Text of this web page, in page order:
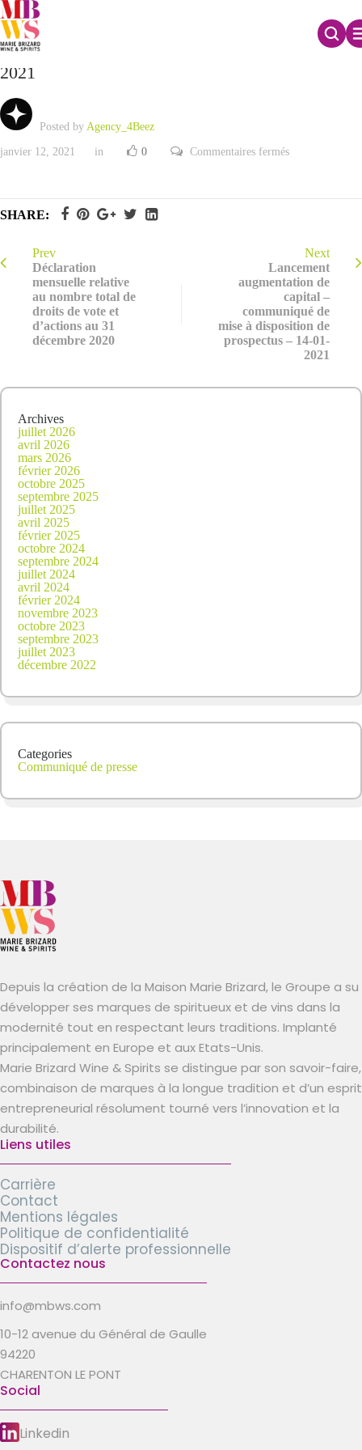
Informations augmentation de capital – 12-01-
2021
Posted by Agency_4Beez
janvier 12, 2021 in 0 Commentaires ferméssur
SHARE:
Prev
Déclaration
mensuelle relative
au nombre total de
droits de vote et
d’actions au 31
décembre 2020
Next
Lancement
augmentation de
capital –
communiqué de
mise à disposition de
prospectus – 14-01-
2021
Archives
juillet 2026
avril 2026
mars 2026
février 2026
octobre 2025
septembre 2025
juillet 2025
avril 2025
février 2025
octobre 2024
septembre 2024
juillet 2024
avril 2024
février 2024
novembre 2023
octobre 2023
septembre 2023
juillet 2023
décembre 2022
Categories
Communiqué de presse
Depuis la création de la Maison Marie Brizard, le Groupe a su
développer ses marques de spiritueux et de vins dans la
modernité tout en respectant leurs traditions. Implanté
principalement en Europe et aux Etats-Unis.
Marie Brizard Wine & Spirits se distingue par son savoir-faire,
combinaison de marques à la longue tradition et d’un esprit
entrepreneurial résolument tourné vers l’innovation et la
durabilité.
Liens utiles
Carrière
Contact
Mentions légales
Politique de confidentialité
Dispositif d’alerte professionnelle
Contactez nous
info@mbws.com
10-12 avenue du Général de Gaulle
94220
CHARENTON LE PONT
Social
Linkedin